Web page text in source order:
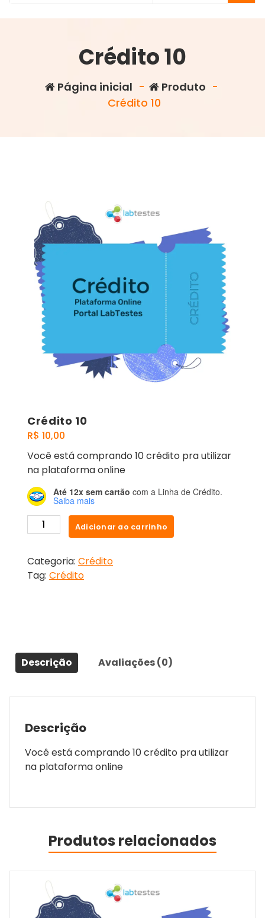
Crédito 10
Página inicial - Produto -
Crédito 10
Crédito 10
R$ 10,00
Você está comprando 10 crédito pra utilizar
na plataforma online
Até 12x sem cartão com a Linha de Crédito.
Saiba mais
Adicionar ao carrinho
Categoria: Crédito
Tag: Crédito
Descrição Avaliações (0)
Descrição
Você está comprando 10 crédito pra utilizar
na plataforma online
Produtos relacionados